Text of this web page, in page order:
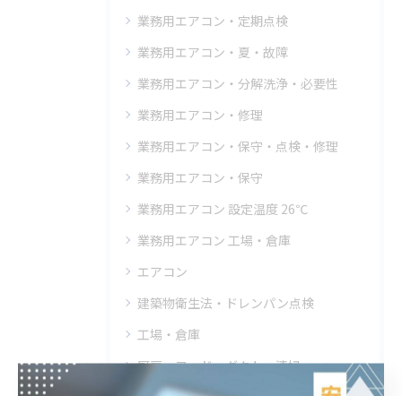
業務用エアコン・定期点検
業務用エアコン・夏・故障
業務用エアコン・分解洗浄・必要性
業務用エアコン・修理
業務用エアコン・保守・点検・修理
業務用エアコン・保守
業務用エアコン 設定温度 26℃
業務用エアコン 工場・倉庫
エアコン
建築物衛生法・ドレンパン点検
工場・倉庫
厨房・フード・ダクト・清掃